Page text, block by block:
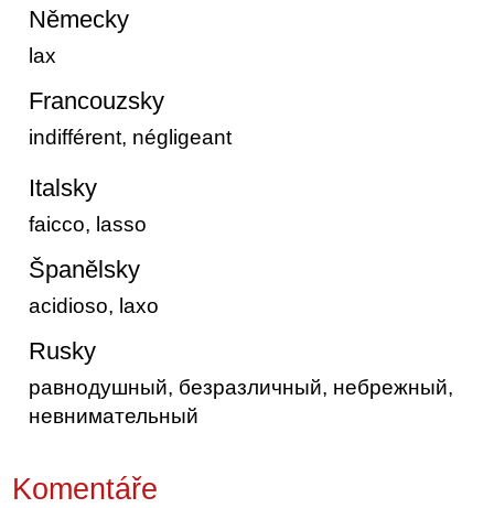
Německy
lax
Francouzsky
indifférent, négligeant
Italsky
faicco, lasso
Španělsky
acidioso, laxo
Rusky
равнодушный, безразличный, небрежный,
невнимательный
Komentáře